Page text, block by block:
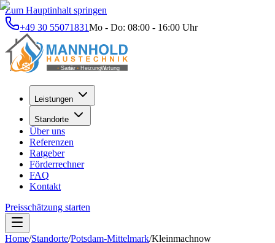
Zum Hauptinhalt springen
+49 30 55071831Mo - Do: 08:00 - 16:00 Uhr
Leistungen
Standorte
Über uns
Referenzen
Ratgeber
Förderrechner
FAQ
Kontakt
Preisschätzung starten
Home/Standorte/Potsdam-Mittelmark/Kleinmachnow